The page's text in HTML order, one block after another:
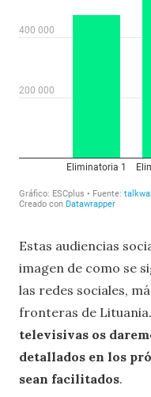
Estas audiencias
imagen de como se
las redes sociales,
fronteras de Lituania.
televisivas os
detallados en los
sean facilitados.